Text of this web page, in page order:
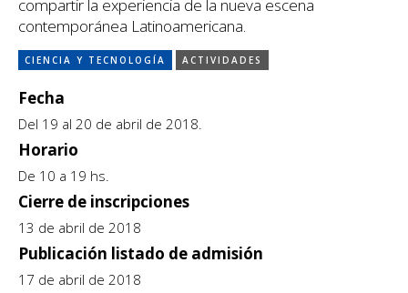
CCE en el interior/libros
Espacio itinerante de lectura infantil
Escénicas
Exposiciones
Formación
Género y Diversidad
Infantil y Juvenil
Letras
Medio Ambiente
Música
compartir la experiencia de la nueva escena
contemporánea Latinoamericana.
CIENCIA Y TECNOLOGÍA ACTIVIDADES
Fecha
Del 19 al 20 de abril de 2018.
Horario
De 10 a 19 hs.
Cierre de inscripciones
13 de abril de 2018
Publicación listado de admisión
17 de abril de 2018